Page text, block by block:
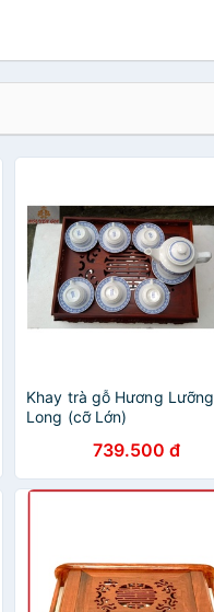
Khay trà gỗ Hương Lưỡng
Long (cỡ Lớn)
739.500 đ